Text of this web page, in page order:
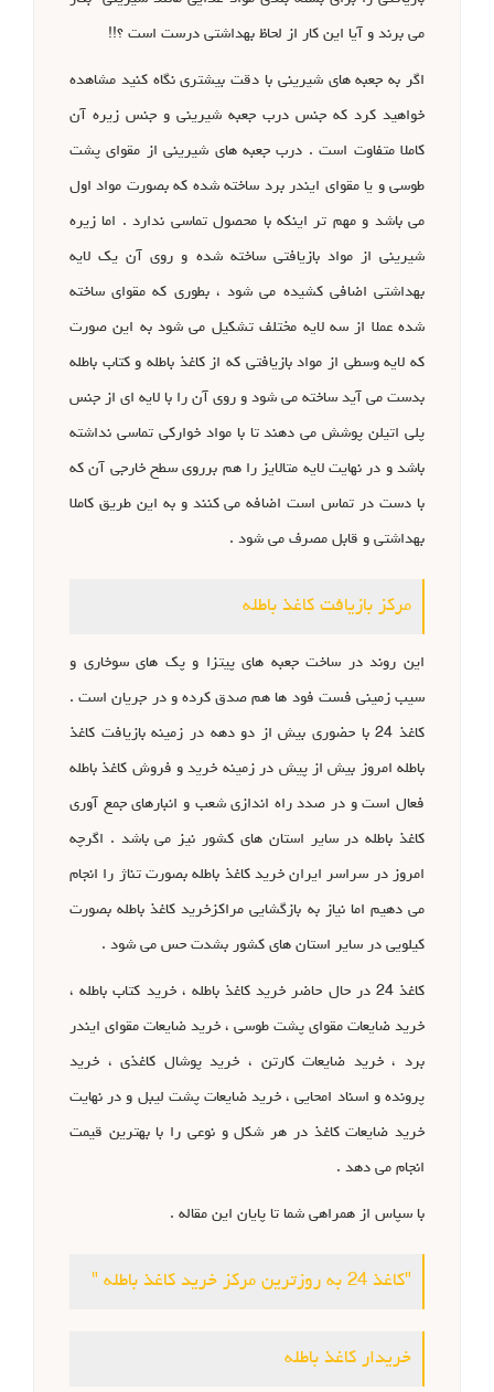
می برند و آیا این کار از لحاظ بهداشتی درست است ؟!!
اگر به جعبه های شیرینی با دقت بیشتری نگاه کنید مشاهده
خواهید کرد که جنس درب جعبه شیرینی و جنس زیره آن
کاملا متفاوت است . درب جعبه های شیرینی از مقوای پشت
طوسی و یا مقوای ایندر برد ساخته شده که بصورت مواد اول
می باشد و مهم تر اینکه با محصول تماسی ندارد . اما زیره
شیرینی از مواد بازیافتی ساخته شده و روی آن یک لایه
بهداشتی اضافی کشیده می شود ، بطوری که مقوای ساخته
شده عملا از سه لایه مختلف تشکیل می شود به این صورت
که لایه وسطی از مواد بازیافتی که از کاغذ باطله و کتاب باطله
بدست می آید ساخته می شود و روی آن را با لایه ای از جنس
پلی اتیلن پوشش می دهند تا با مواد خوارکی تماسی نداشته
باشد و در نهایت لایه متالایز را هم برروی سطح خارجی آن که
با دست در تماس است اضافه می کنند و به این طریق کاملا
بهداشتی و قابل مصرف می شود .
مرکز بازیافت کاغذ باطله
این روند در ساخت جعبه های پیتزا و پک های سوخاری و
سیب زمینی فست فود ها هم صدق کرده و در جریان است .
کاغذ 24 با حضوری بیش از دو دهه در زمینه بازیافت کاغذ
باطله امروز بیش از پیش در زمینه خرید و فروش کاغذ باطله
فعال است و در صدد راه اندازی شعب و انبارهای جمع آوری
کاغذ باطله در سایر استان های کشور نیز می باشد . اگرچه
امروز در سراسر ایران خرید کاغذ باطله بصورت تناژ را انجام
می دهیم اما نیاز به بازگشایی مراکزخرید کاغذ باطله بصورت
کیلویی در سایر استان های کشور بشدت حس می شود .
کاغذ 24 در حال حاضر خرید کاغذ باطله ، خرید کتاب باطله ،
خرید ضایعات مقوای پشت طوسی ، خرید ضایعات مقوای ایندر
برد ، خرید ضایعات کارتن ، خرید پوشال کاغذی ، خرید
پرونده و اسناد امحایی ، خرید ضایعات پشت لیبل و در نهایت
خرید ضایعات کاغذ در هر شکل و نوعی را با بهترین قیمت
انجام می دهد .
با سپاس از همراهی شما تا پایان این مقاله .
"کاغذ 24 به روزترین مرکز خرید کاغذ باطله "
خریدار کاغذ باطله